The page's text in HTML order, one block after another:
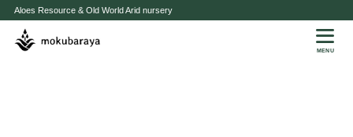
Aloes Resource & Old World Arid nursery
MENU